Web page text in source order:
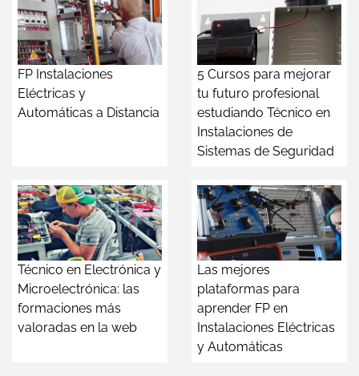
FP Instalaciones
Eléctricas y
Automáticas a Distancia
5 Cursos para mejorar
tu futuro profesional
estudiando Técnico en
Instalaciones de
Sistemas de Seguridad
Técnico en Electrónica y
Microelectrónica: las
formaciones más
valoradas en la web
Las mejores
plataformas para
aprender FP en
Instalaciones Eléctricas
y Automáticas